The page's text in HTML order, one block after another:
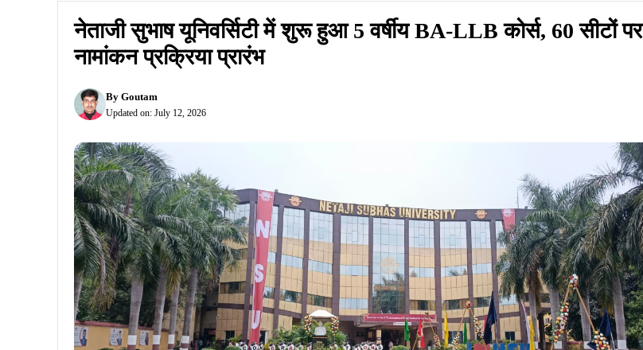
नेताजी सुभाष यूनिवर्सिटी में शुरू हुआ 5 वर्षीय BA-LLB कोर्स, 60 सीटों पर
नामांकन प्रक्रिया प्रारंभ
By Goutam
Updated on: July 12, 2026